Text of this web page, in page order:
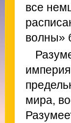
все
волны»
мира,